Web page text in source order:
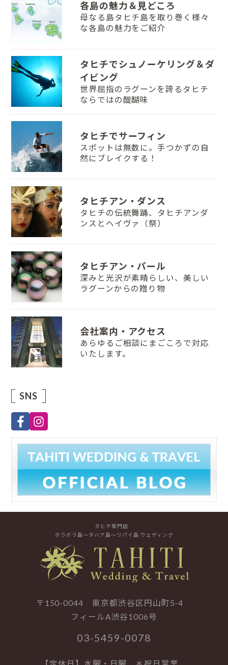
各島の魅力＆見どころ
母なる島タヒチ島を取り巻く様々
な各島の魅力をご紹介
タヒチでシュノーケリング＆ダ
イビング
世界屈指のラグーンを誇るタヒチ
ならではの醍醐味
タヒチでサーフィン
スポットは無数に。手つかずの自
然にブレイクする！
タヒチアン・ダンス
タヒチの伝統舞踊、タヒチアンダ
ンスとヘイヴァ（祭）
タヒチアン・パール
深みと光沢が素晴らしい、美しい
ラグーンからの贈り物
会社案内・アクセス
あらゆるご相談にまごころで対応
いたします。
SNS
タヒチ専門店
ボラボラ島～タハア島～ツパイ島 ウェディング
〒150-0044 東京都渋谷区円山町5-4
フィールA渋谷1006号
03-5459-0078